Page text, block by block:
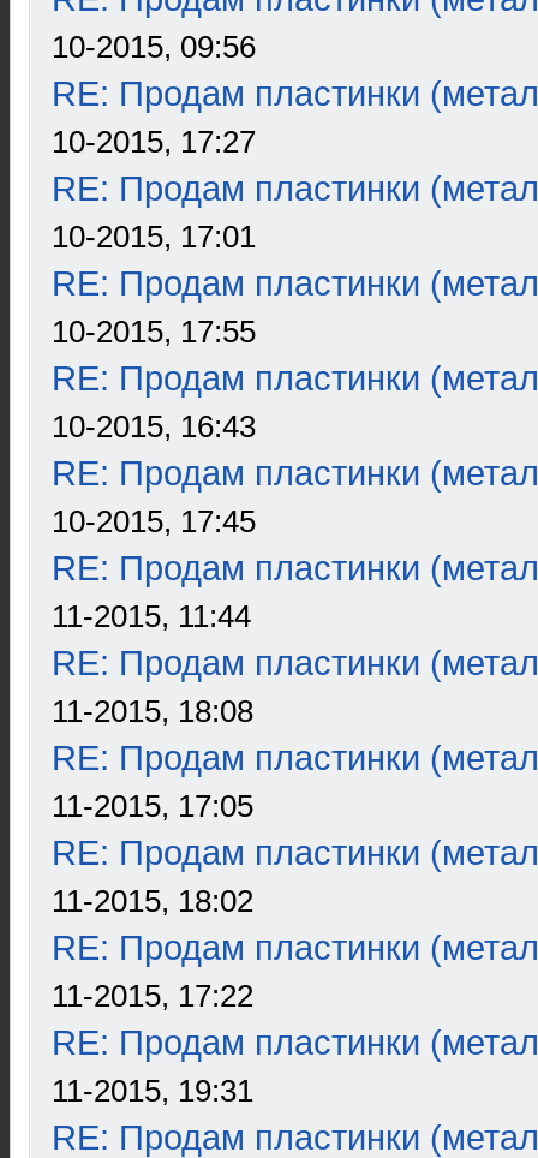
10-2015, 09:56
RE: Продам пластинки
10-2015, 17:27
RE: Продам пластинки
10-2015, 17:01
RE: Продам пластинки
10-2015, 17:55
RE: Продам пластинки
10-2015, 16:43
RE: Продам пластинки
10-2015, 17:45
RE: Продам пластинки
11-2015, 11:44
RE: Продам пластинки
11-2015, 18:08
RE: Продам пластинки
11-2015, 17:05
RE: Продам пластинки
11-2015, 18:02
RE: Продам пластинки
11-2015, 17:22
RE: Продам пластинки
11-2015, 19:31
RE: Продам пластинки